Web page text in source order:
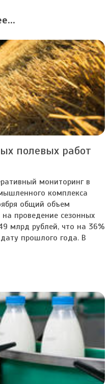
полевых работ
мониторинг в
комплекса
общий объем
проведение сезонных
млрд рублей, что на 36%
прошлого года. В